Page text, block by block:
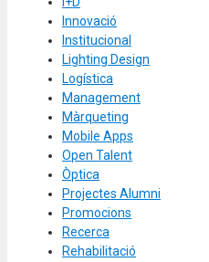
Innovació
Institucional
Lighting Design
Logística
Management
Màrqueting
Mobile Apps
Open Talent
Òptica
Projectes Alumni
Promocions
Recerca
Rehabilitació